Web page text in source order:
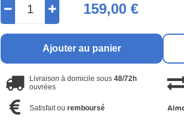
159,00 €
Ajouter au panier
Livraison à domicile sous48/72h
ouvrées
Satisfait ouremboursé